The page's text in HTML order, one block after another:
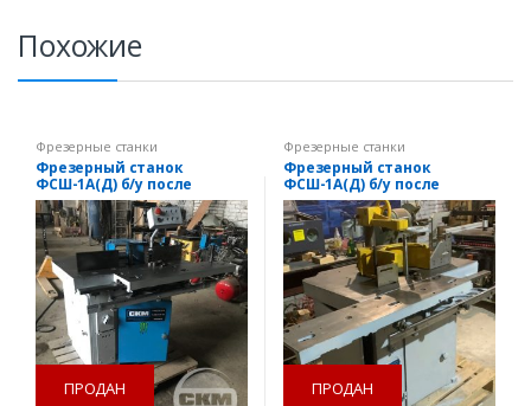
Похожие
Фрезерные станки
Фрезерный станок
ФСШ-1А(Д) б/у после
капитального ремонта
ПРОДАН
Фрезерные станки
Фрезерный станок
ФСШ-1А(Д) б/у после
капитального ремонта
ПРОДАН